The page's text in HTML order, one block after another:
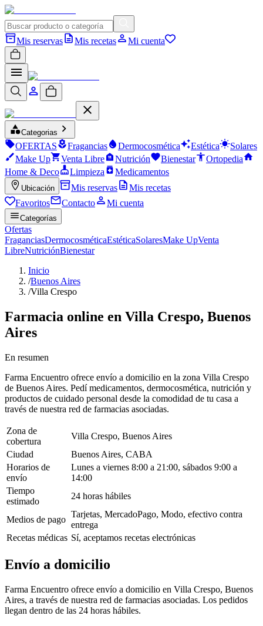
Mis reservas Mis recetas Mi cuenta
Categorias
OFERTAS Fragancias Dermocosmética Estética
Solares
Make Up
Venta Libre Nutrición Bienestar
Ortopedia
Home & Deco
Limpieza Medicamentos
Ubicación Mis reservas
Mis recetas
Favoritos
Contacto Mi cuenta
Categorías
Ofertas
FraganciasDermocosméticaEstéticaSolaresMake UpVenta
LibreNutriciónBienestar
Inicio
/Buenos Aires
/Villa Crespo
Farmacia online en Villa Crespo, Buenos
Aires
En resumen
Farma Encuentro ofrece envío a domicilio en la zona Villa Crespo
de Buenos Aires. Pedí medicamentos, dermocosmética, nutrición y
productos de cuidado personal desde la comodidad de tu casa a
través de nuestra red de farmacias asociadas.
Zona de
cobertura
Villa Crespo, Buenos Aires
Ciudad
Buenos Aires, CABA
Horarios de
envío
Lunes a viernes 8:00 a 21:00, sábados 9:00 a
14:00
Tiempo
estimado
24 horas hábiles
Medios de pago
Tarjetas, MercadoPago, Modo, efectivo contra
entrega
Recetas médicas Sí, aceptamos recetas electrónicas
Envío a domicilio
Farma Encuentro ofrece envío a domicilio en Villa Crespo, Buenos
Aires, a través de nuestra red de farmacias asociadas. Los pedidos
llegan dentro de las 24 horas hábiles.